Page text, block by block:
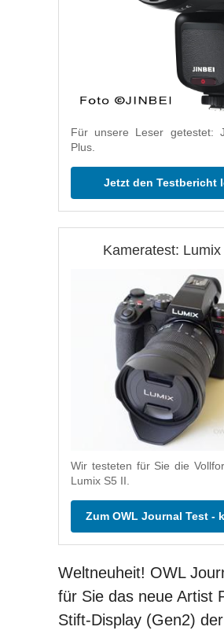
Für unsere Leser getestet:
Plus.
Jetzt den Testbericht
Kameratest: Lumix
Wir testeten für Sie die
Lumix S5 II.
Zum OWL Journal Test -
Weltneuheit! OWL
für Sie das neue Artist
Stift-Display (Gen2)